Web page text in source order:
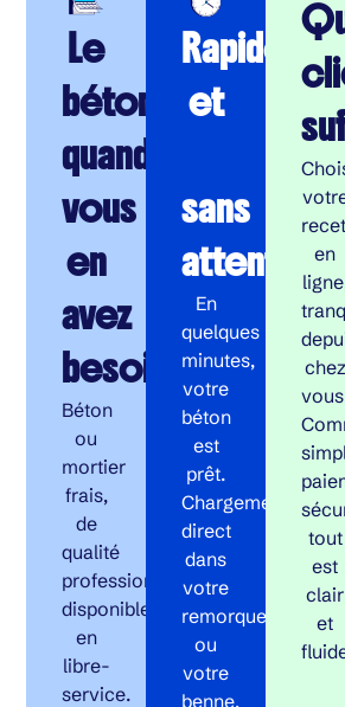
Le
béton
quand
vous
en
avez
besoin
Béton
ou
mortier
frais,
de
qualité
professionnelle,
disponible
en
libre-
service.
Rapide
et
sans
attente
En
quelques
minutes,
votre
béton
est
prêt.
Chargement
direct
dans
votre
remorque
ou
votre
benne,
en
chez
tout
est
clair
et